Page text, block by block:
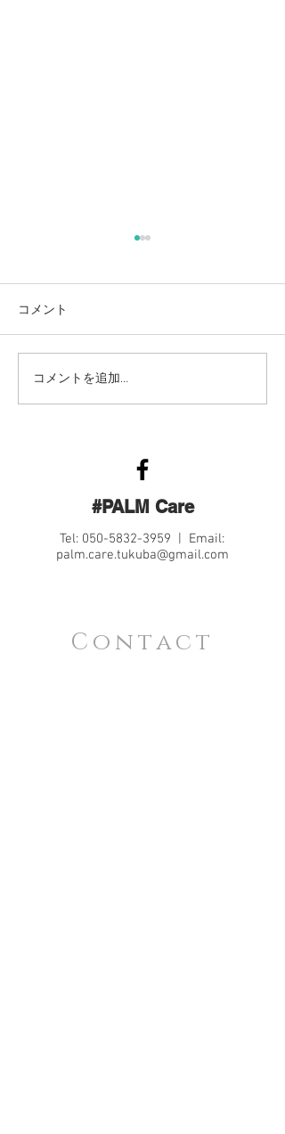
コメント
コメントを追加…
#PALM Care
Tel: 050-5832-3959 | Email:
palm.care.tukuba@gmail.com
Contact